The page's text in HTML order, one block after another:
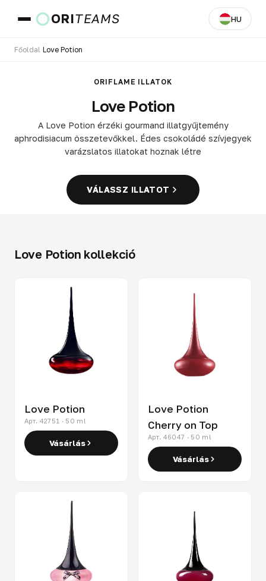
ORITEAMS HU
UGRÁS
Főoldal Love Potion
ORIFLAME ILLATOK
Love Potion
A Love Potion érzéki gourmand illatgyűjtemény
aphrodisiacum összetevőkkel. Édes csokoládé szívjegyek
varázslatos illatokat hoznak létre
VÁLASSZ ILLATOT
Love Potion kollekció
Love Potion
Арт. 42751 · 50 ml
Vásárlás
Love Potion
Cherry on Top
Арт. 46047 · 50 ml
Vásárlás